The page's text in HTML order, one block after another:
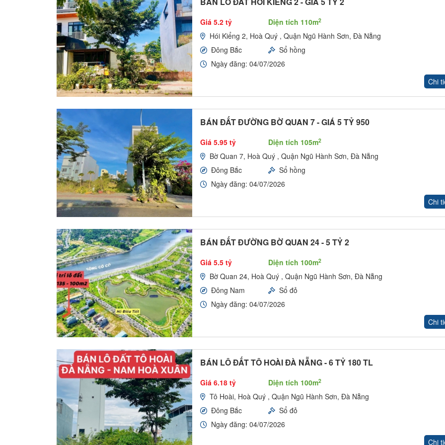
Giá 5.2 tỷ Diện tích 110m2
Hói Kiểng 2, Hoà Quý , Quận Ngũ Hành Sơn, Đà Nẵng
Đông Bắc
Sổ hồng
Ngày đăng: 04/07/2026
Chi
BÁN ĐẤT ĐƯỜNG BỜ QUAN 7 - GIÁ 5 TỶ 950
Giá 5.95 tỷ Diện tích 105m2
Bờ Quan 7, Hoà Quý , Quận Ngũ Hành Sơn, Đà Nẵng
Đông Bắc
Sổ hồng
Ngày đăng: 04/07/2026
Chi
BÁN ĐẤT ĐƯỜNG BỜ QUAN 24 - 5 TỶ 2
Giá 5.5 tỷ Diện tích 100m2
Bờ Quan 24, Hoà Quý , Quận Ngũ Hành Sơn, Đà Nẵng
Đông Nam
Sổ đỏ
Ngày đăng: 04/07/2026
Chi
BÁN LÔ ĐẤT TÔ HOÀI ĐÀ NẴNG - 6 TỶ 180 TL
Giá 6.18 tỷ Diện tích 100m2
Tô Hoài, Hoà Quý , Quận Ngũ Hành Sơn, Đà Nẵng
Đông Bắc
Sổ đỏ
Ngày đăng: 04/07/2026
Chi